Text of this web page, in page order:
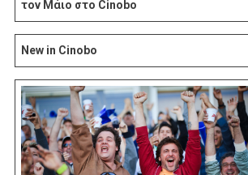
τον Μάιο στο Cinobo
New in Cinobo